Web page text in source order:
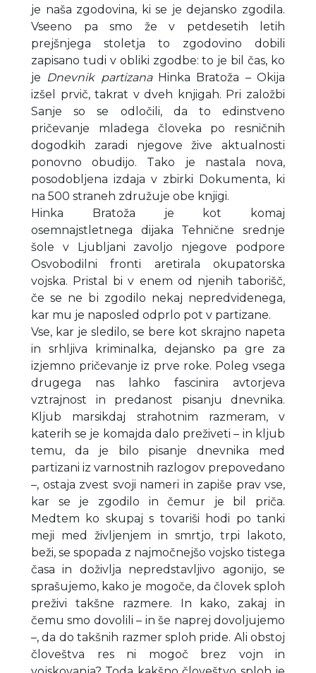
je naša zgodovina, ki se je dejansko zgodila.
Vseeno pa smo že v petdesetih letih
prejšnjega stoletja to zgodovino dobili
zapisano tudi v obliki zgodbe: to je bil čas, ko
je Dnevnik partizana Hinka Bratoža – Okija
izšel prvič, takrat v dveh knjigah. Pri založbi
Sanje so se odločili, da to edinstveno
pričevanje mladega človeka po resničnih
dogodkih zaradi njegove žive aktualnosti
ponovno obudijo. Tako je nastala nova,
posodobljena izdaja v zbirki Dokumenta, ki
na 500 straneh združuje obe knjigi.
Hinka Bratoža je kot komaj
osemnajstletnega dijaka Tehnične srednje
šole v Ljubljani zavoljo njegove podpore
Osvobodilni fronti aretirala okupatorska
vojska. Pristal bi v enem od njenih taborišč,
če se ne bi zgodilo nekaj nepredvidenega,
kar mu je naposled odprlo pot v partizane.
Vse, kar je sledilo, se bere kot skrajno napeta
in srhljiva kriminalka, dejansko pa gre za
izjemno pričevanje iz prve roke. Poleg vsega
drugega nas lahko fascinira avtorjeva
vztrajnost in predanost pisanju dnevnika.
Kljub marsikdaj strahotnim razmeram, v
katerih se je komajda dalo preživeti – in kljub
temu, da je bilo pisanje dnevnika med
partizani iz varnostnih razlogov prepovedano
–, ostaja zvest svoji nameri in zapiše prav vse,
kar se je zgodilo in čemur je bil priča.
Medtem ko skupaj s tovariši hodi po tanki
meji med življenjem in smrtjo, trpi lakoto,
beži, se spopada z najmočnejšo vojsko tistega
časa in doživlja nepredstavljivo agonijo, se
sprašujemo, kako je mogoče, da človek sploh
preživi takšne razmere. In kako, zakaj in
čemu smo dovolili – in še naprej dovoljujemo
–, da do takšnih razmer sploh pride. Ali obstoj
človeštva res ni mogoč brez vojn in